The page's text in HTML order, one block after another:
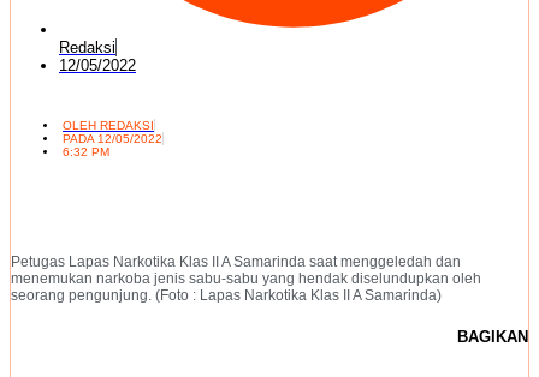
Redaksi
12/05/2022
OLEH REDAKSI
PADA12/05/2022
6:32 PM
Petugas Lapas Narkotika Klas II A Samarinda saat menggeledah dan
menemukan narkoba jenis sabu-sabu yang hendak diselundupkan oleh
seorang pengunjung. (Foto : Lapas Narkotika Klas II A Samarinda)
BAGIKAN